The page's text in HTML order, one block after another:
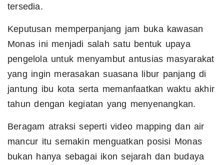
tersedia.
Keputusan memperpanjang jam buka kawasan
Monas ini menjadi salah satu bentuk upaya
pengelola untuk menyambut antusias masyarakat
yang ingin merasakan suasana libur panjang di
jantung ibu kota serta memanfaatkan waktu akhir
tahun dengan kegiatan yang menyenangkan.
Beragam atraksi seperti video mapping dan air
mancur itu semakin menguatkan posisi Monas
bukan hanya sebagai ikon sejarah dan budaya